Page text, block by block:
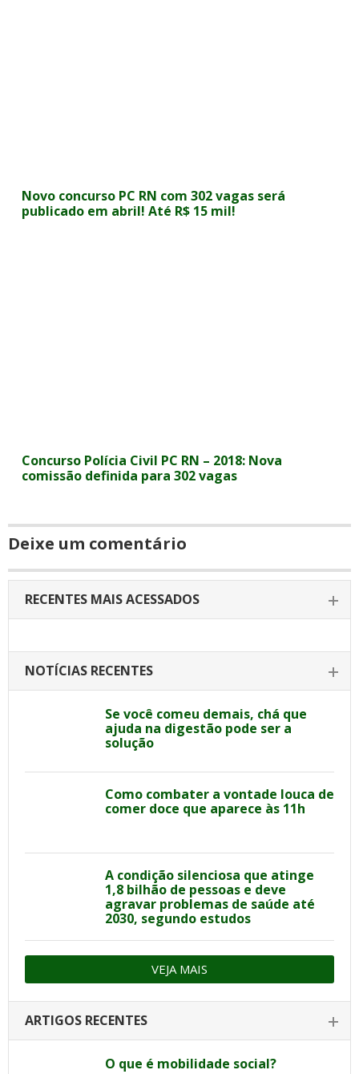
Novo concurso PC RN com 302 vagas será
publicado em abril! Até R$ 15 mil!
Concurso Polícia Civil PC RN – 2018: Nova
comissão definida para 302 vagas
Deixe um comentário
RECENTES MAIS ACESSADOS
NOTÍCIAS RECENTES
Se você comeu demais, chá que
ajuda na digestão pode ser a
solução
Como combater a vontade louca de
comer doce que aparece às 11h
A condição silenciosa que atinge
1,8 bilhão de pessoas e deve
agravar problemas de saúde até
2030, segundo estudos
VEJA MAIS
ARTIGOS RECENTES
O que é mobilidade social?